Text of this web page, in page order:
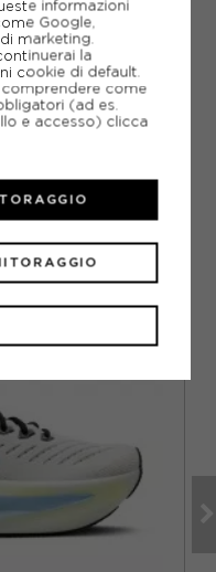
DA NOI
informazioni
Google,
marketing.
la
cookie di default.
come
(ad es.
e accesso) clicca